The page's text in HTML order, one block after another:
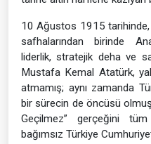
10 Ağustos 1915 tarihinde,
safhalarından birinde
liderlik, stratejik deha ve
Mustafa Kemal Atatürk,
atmamış; aynı zamanda
bir sürecin de öncüsü
Geçilmez” gerçeğini
bağımsız Türkiye